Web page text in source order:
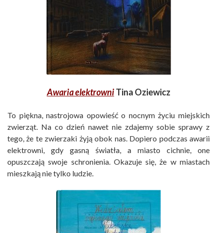
Awaria elektrowniTina Oziewicz
To piękna, nastrojowa opowieść o nocnym życiu miejskich
zwierząt. Na co dzień nawet nie zdajemy sobie sprawy z
tego, że te zwierzaki żyją obok nas. Dopiero podczas awarii
elektrowni, gdy gasną światła, a miasto cichnie, one
opuszczają swoje schronienia. Okazuje się, że w miastach
mieszkają nie tylko ludzie.